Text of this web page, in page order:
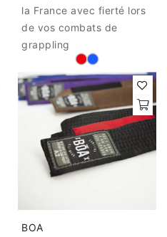
la France avec fierté lors
de vos combats de
grappling
BOA